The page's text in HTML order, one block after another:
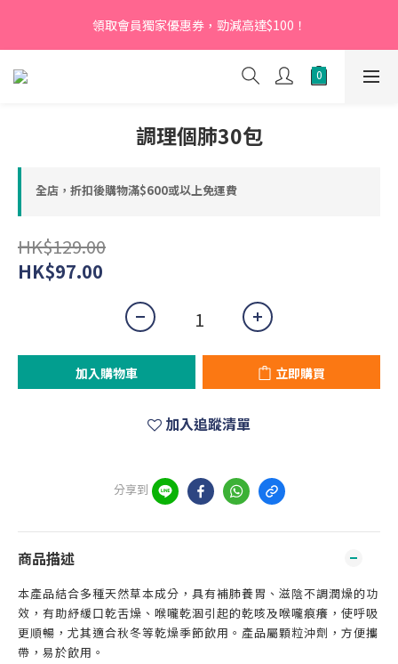
【新會員】即日起至2026月12月31日，首次下單輸入優惠碼
「NEW95」即可享95折
領取會員獨家優惠券，勁減高達$100！
【新會員】即日起至2026月12月31日，首次下單輸入優惠碼
「NEW95」即可享95折
調理個肺30包
全店，折扣後購物滿$600或以上免運費
HK$129.00
HK$97.00
加入購物車 立即購買
加入追蹤清單
分享到
商品描述
本產品結合多種天然草本成分，具有補肺養胃、滋陰不調潤燥的功
效，有助紓緩口乾舌燥、喉嚨乾涸引起的乾咳及喉嚨痕癢，使呼吸
更順暢，尤其適合秋冬等乾燥季節飲用。產品屬顆粒沖劑，方便攜
帶，易於飲用。